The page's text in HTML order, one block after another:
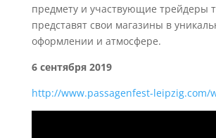
предмету и участвующие трейдеры
представят свои магазины в
оформлении и атмосфере.
6 сентября 2019
http://www.passagenfest-leipzig.com/